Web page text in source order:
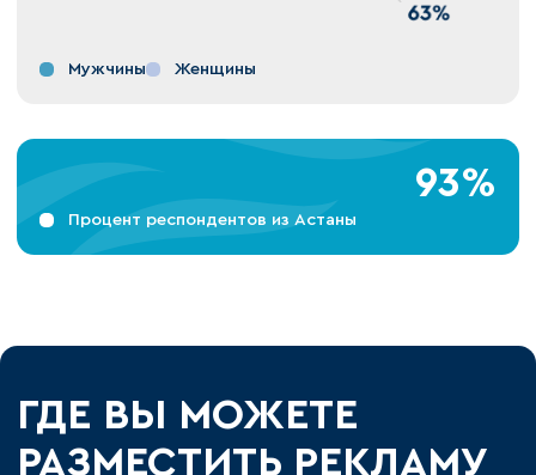
Мужчины Женщины
93%
Процент респондентов из Астаны
ГДЕ ВЫ МОЖЕТЕ
РАЗМЕСТИТЬ РЕКЛАМУ